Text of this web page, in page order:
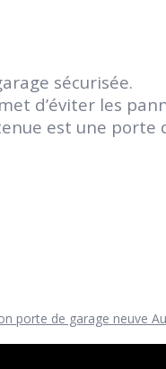
sécurisée.
d’éviter les
est une porte
porte de garage neuve